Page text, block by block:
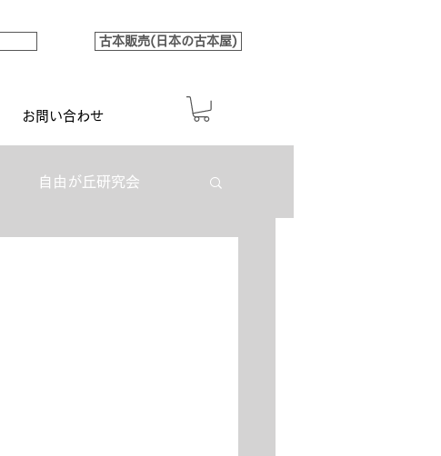
古本販売(日本の古本屋)
お問い合わせ
自由が丘研究会